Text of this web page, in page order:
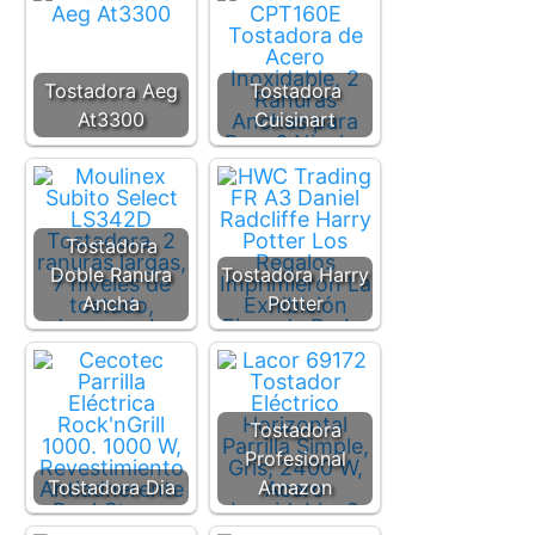
Tostadora Aeg
At3300
Tostadora
Cuisinart
Tostadora
Doble Ranura
Ancha
Tostadora Harry
Potter
Tostadora Dia
Tostadora
Profesional
Amazon